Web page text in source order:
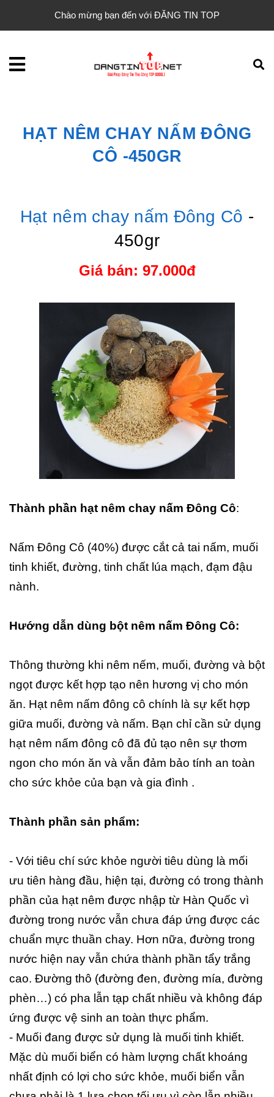
Chào mừng bạn đến với ĐĂNG TIN TOP
HẠT NÊM CHAY NẤM ĐÔNG
CÔ -450GR
Hạt nêm chay nấm Đông Cô -
450gr
Giá bán: 97.000đ
Thành phần hạt nêm chay nấm Đông Cô:
Nấm Đông Cô (40%) được cắt cả tai nấm, muối
tinh khiết, đường, tinh chất lúa mạch, đạm đậu
nành.
Hướng dẫn dùng bột nêm nấm Đông Cô:
Thông thường khi nêm nếm, muối, đường và bột
ngọt được kết hợp tạo nên hương vị cho món
ăn. Hạt nêm nấm đông cô chính là sự kết hợp
giữa muối, đường và nấm. Bạn chỉ cần sử dụng
hạt nêm nấm đông cô đã đủ tạo nên sự thơm
ngon cho món ăn và vẫn đảm bảo tính an toàn
cho sức khỏe của bạn và gia đình .
Thành phần sản phẩm:
- Với tiêu chí sức khỏe người tiêu dùng là mối
ưu tiên hàng đầu, hiện tại, đường có trong thành
phần của hạt nêm được nhập từ Hàn Quốc vì
đường trong nước vẫn chưa đáp ứng được các
chuẩn mực thuần chay. Hơn nữa, đường trong
nước hiện nay vẫn chứa thành phần tẩy trắng
cao. Đường thô (đường đen, đường mía, đường
phèn…) có pha lẫn tạp chất nhiều và không đáp
ứng được vệ sinh an toàn thực phẩm.
- Muối đang được sử dụng là muối tinh khiết.
Mặc dù muối biển có hàm lượng chất khoáng
nhất định có lợi cho sức khỏe, muối biển vẫn